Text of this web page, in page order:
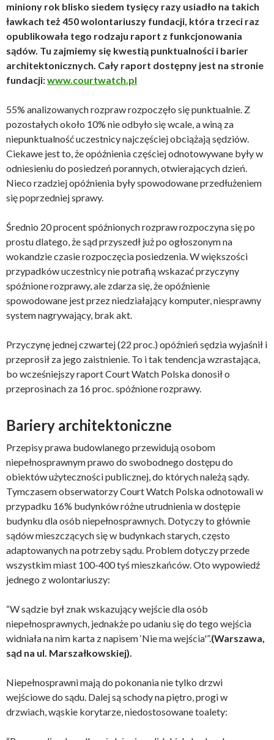
miniony rok blisko siedem tysięcy razy usiadło na takich
ławkach też 450 wolontariuszy fundacji, która trzeci raz
opublikowała tego rodzaju raport z funkcjonowania
sądów. Tu zajmiemy się kwestią punktualności i barier
architektonicznych. Cały raport dostępny jest na stronie
fundacji:www.courtwatch.pl
55% analizowanych rozpraw rozpoczęło się punktualnie. Z
pozostałych około 10% nie odbyło się wcale, a winą za
niepunktualność uczestnicy najczęściej obciążają sędziów.
Ciekawe jest to, że opóźnienia częściej odnotowywane były w
odniesieniu do posiedzeń porannych, otwierających dzień.
Nieco rzadziej opóźnienia były spowodowane przedłużeniem
się poprzedniej sprawy.
Średnio 20 procent spóźnionych rozpraw rozpoczyna się po
prostu dlatego, że sąd przyszedł już po ogłoszonym na
wokandzie czasie rozpoczęcia posiedzenia. W większości
przypadków uczestnicy nie potrafią wskazać przyczyny
spóźnione rozprawy, ale zdarza się, że opóźnienie
spowodowane jest przez niedziałający komputer, niesprawny
system nagrywający, brak akt.
Przyczynę jednej czwartej (22 proc.) opóźnień sędzia wyjaśnił i
przeprosił za jego zaistnienie. To i tak tendencja wzrastająca,
bo wcześniejszy raport Court Watch Polska donosił o
przeprosinach za 16 proc. spóźnione rozprawy.
Bariery architektoniczne
Przepisy prawa budowlanego przewidują osobom
niepełnosprawnym prawo do swobodnego dostępu do
obiektów użyteczności publicznej, do których należą sądy.
Tymczasem obserwatorzy Court Watch Polska odnotowali w
przypadku 16% budynków różne utrudnienia w dostępie
budynku dla osób niepełnosprawnych. Dotyczy to głównie
sądów mieszczących się w budynkach starych, często
adaptowanych na potrzeby sądu. Problem dotyczy przede
wszystkim miast 100-400 tyś mieszkańców. Oto wypowiedź
jednego z wolontariuszy:
“W sądzie był znak wskazujący wejście dla osób
niepełnosprawnych, jednakże po udaniu się do tego wejścia
widniała na nim karta z napisem ‘Nie ma wejścia'”.(Warszawa,
sąd na ul. Marszałkowskiej).
Niepełnosprawni mają do pokonania nie tylko drzwi
wejściowe do sądu. Dalej są schody na piętro, progi w
drzwiach, wąskie korytarze, niedostosowane toalety: